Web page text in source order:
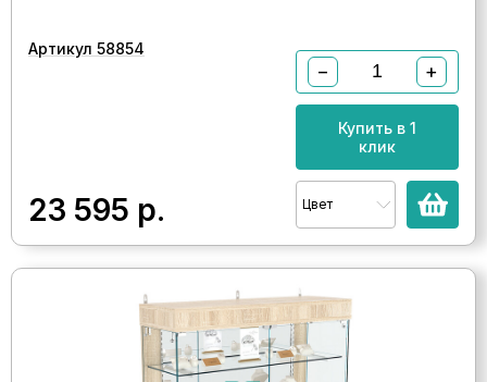
Артикул 58854
23 595 р.
− +
Купить в 1
клик
Цвет